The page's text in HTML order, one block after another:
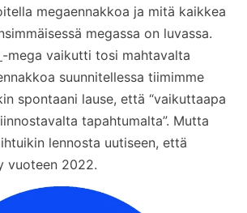
megaennakkoa ja mitä kaikkea
megassa on luvassa.
-mega vaikutti tosi mahtavalta
suunnitellessa tiimimme
spontaani lause, että “vaikuttaapa
tapahtumalta”. Mutta
lennosta uutiseen, että
vuoteen 2022.